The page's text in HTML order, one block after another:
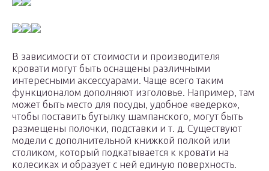
В зависимости от стоимости и производителя
кровати могут быть оснащены различными
интересными аксессуарами. Чаще всего таким
функционалом дополняют изголовье. Например, там
может быть место для посуды, удобное «ведерко»,
чтобы поставить бутылку шампанского, могут быть
размещены полочки, подставки и т. д. Существуют
модели с дополнительной книжкой полкой или
столиком, который подкатывается к кровати на
колесиках и образует с ней единую поверхность.